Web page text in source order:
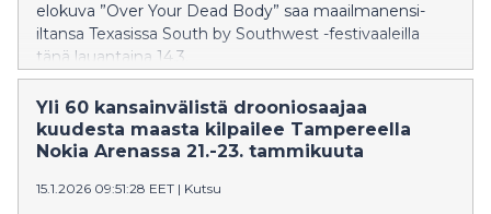
elokuva ”Over Your Dead Body” saa maailmanensi-
iltansa Texasissa South by Southwest -festivaaleilla
tänä lauantaina 14.3.
Yli 60 kansainvälistä drooniosaajaa
kuudesta maasta kilpailee Tampereella
Nokia Arenassa 21.-23. tammikuuta
15.1.2026 09:51:28 EET | Kutsu